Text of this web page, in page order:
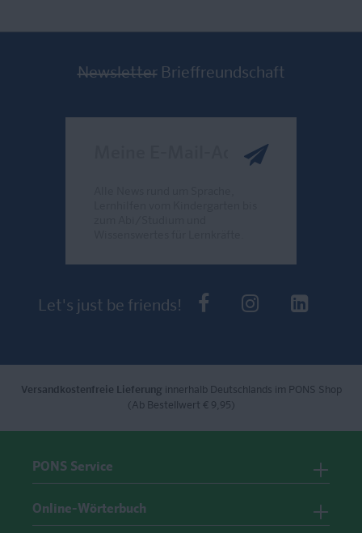
Newsletter Brieffreundschaft
Let's just be friends! PONS beiPONS bei
Versandkostenfreie Lieferung innerhalb Deutschlands im PONS Shop
(Ab Bestellwert € 9,95)
PONS Service
Online-Wörterbuch